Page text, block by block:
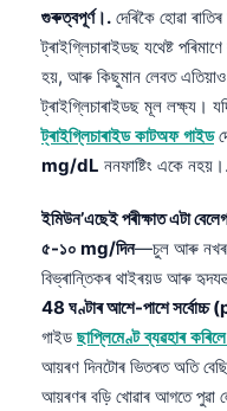
গুৰুত্বপূৰ্ণ।. দেৰিকৈ হোৱা
ট্ৰাইগ্লিচাৰাইডছ যথেষ্ট
হয়, আৰু কিছুমান লেবত এতিয়াও
ট্ৰাইগ্লিচাৰাইডছ মূল লক্ষ্য।
ট্ৰাইগ্লিচাৰাইড কাটঅফ গাইড
mg/dL ননফাষ্টিং একে নহয়।.
ইমিউন’এছেই পৰীক্ষাত এটা
৫-১০ mg/দিন—চুল আৰু নখৰ
বিভ্ৰান্তিকৰ থাইৰয়ড আৰু
48 ঘণ্টাৰ আশে-পাশে
গাইড ছাপ্লিমেণ্ট ব্যৱহাৰ
আয়ৰণ দিনটোৰ ভিতৰত অতি
আয়ৰণৰ বড়ি খোৱাৰ আগতে পুৱা